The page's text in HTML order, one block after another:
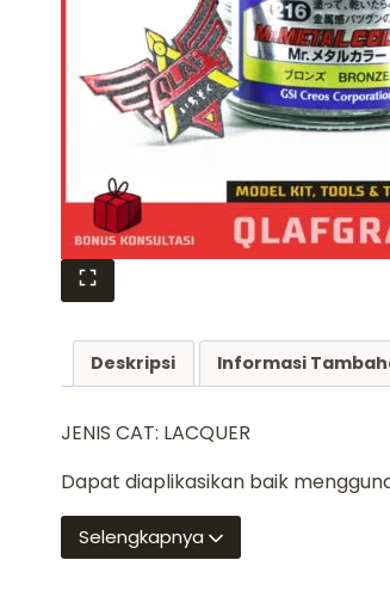
Deskripsi Informasi
JENIS CAT: LACQUER
Dapat diaplikasikan baik
Selengkapnya